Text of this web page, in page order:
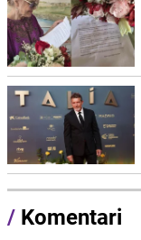
/ Komentari